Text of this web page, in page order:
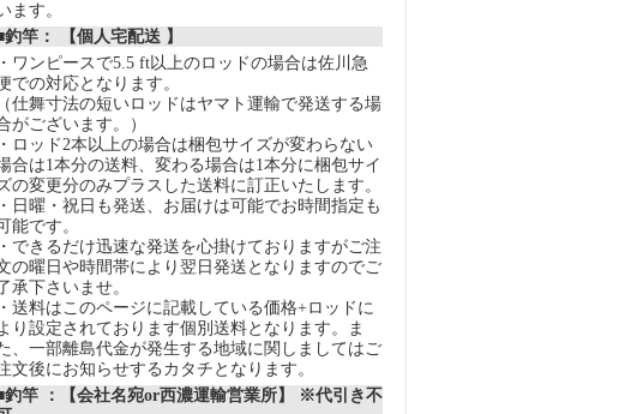
ます。
釣竿： 【個人宅配送 】
・ワンピースで5.5 ft以上のロッドの場合は佐川急
での対応となります。
（仕舞寸法の短いロッドはヤマト運輸で発送する場
がございます。）
・ロッド2本以上の場合は梱包サイズが変わらない
合は1本分の送料、変わる場合は1本分に梱包サイ
の変更分のみプラスした送料に訂正いたします。
・日曜・祝日も発送、お届けは可能でお時間指定も
能です。
・できるだけ迅速な発送を心掛けておりますがご注
の曜日や時間帯により翌日発送となりますのでご
承下さいませ。
・送料はこのページに記載している価格+ロッドに
り設定されております個別送料となります。ま
、一部離島代金が発生する地域に関しましてはご
文後にお知らせするカタチとなります。
釣竿 ：【会社名宛or西濃運輸営業所】 ※代引き不